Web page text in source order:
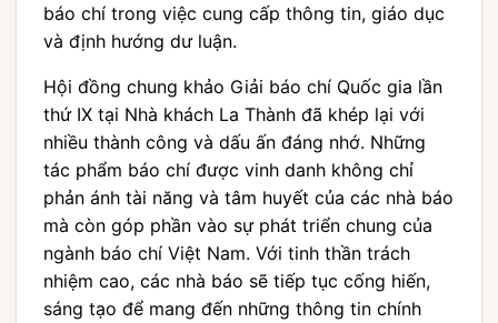
báo chí trong việc cung cấp thông tin, giáo dục
và định hướng dư luận.
Hội đồng chung khảo Giải báo chí Quốc gia lần
thứ IX tại Nhà khách La Thành đã khép lại với
nhiều thành công và dấu ấn đáng nhớ. Những
tác phẩm báo chí được vinh danh không chỉ
phản ánh tài năng và tâm huyết của các nhà báo
mà còn góp phần vào sự phát triển chung của
ngành báo chí Việt Nam. Với tinh thần trách
nhiệm cao, các nhà báo sẽ tiếp tục cống hiến,
sáng tạo để mang đến những thông tin chính